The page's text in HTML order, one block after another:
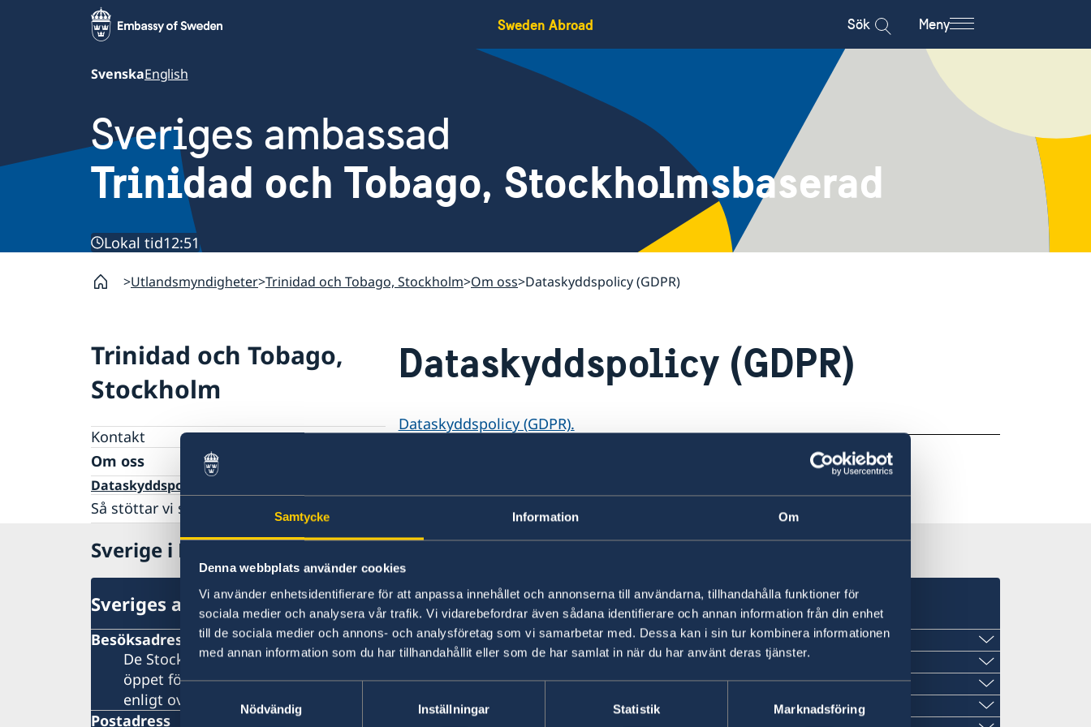
Samtycke Information Om
Denna webbplats använder cookies
Vi använder enhetsidentifierare för att anpassa innehållet och annonserna till användarna, tillhandahålla funktioner för
sociala medier och analysera vår trafik. Vi vidarebefordrar även sådana identifierare och annan information från din enhet
till de sociala medier och annons- och analysföretag som vi samarbetar med. Dessa kan i sin tur kombinera informationen
med annan information som du har tillhandahållit eller som de har samlat in när du har använt deras tjänster.
Nödvändig
Inställningar Statistik Marknadsföring
Sweden Abroad Sök Meny
SvenskaEnglish
Sveriges ambassad
Trinidad och Tobago, Stockholmsbaserad
Lokal tid12:51
Utlandsmyndigheter Trinidad och Tobago, Stockholm Om oss Dataskyddspolicy (GDPR)
Trinidad och Tobago,
Stockholm
Kontakt
Om oss
Dataskyddspolicy (GDPR)
Så stöttar vi svenska företag
Team Sweden
Svenska företag i Trinidad och Tobago
Anmäl handelshinder
Dataskyddspolicy (GDPR)
Dataskyddspolicy (GDPR).
Sverige i Karibien
Sveriges ambassad (Stockholmsbaserad)
Besöksadress
De Stockholmsbaserade utlandsmyndigheterna har inte
öppet för besökare. Kontakta oss via epost eller telefon
enligt ovan.
Postadress
Svenska konsulat
Antigua och Barbuda - St John´s
Telefonnummer konsulat
Bahamas - Nassau
Telefonnummer konsulat
1-242-326 28 17
Barbados - Bridgetown
Telefonnummer konsulat
Belize - Belmopan